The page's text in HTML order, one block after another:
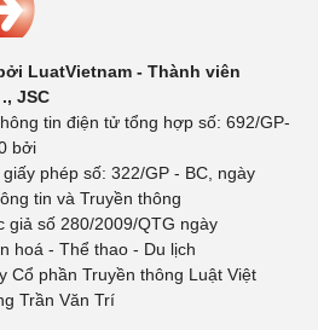
LuatVietnam - Thành viên
JSC
tin điện tử tổng hợp số: 692/GP-
bởi
phép số: 322/GP - BC, ngày
tin và Truyền thông
giả số 280/2009/QTG ngày
hoá - Thể thao - Du lịch
Cổ phần Truyền thông Luật Việt
Trần Văn Trí